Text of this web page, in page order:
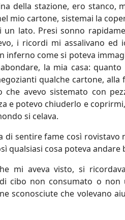
della stazione, ero stanco,
mio cartone, sistemai la
lato. Presi sonno
i ricordi mi assalivano ed
inferno come si poteva
la mia casa:
qualche cartone,
che avevo sistemato con
e potevo chiuderlo e
si celava.
di sentire fame così
qualsiasi cosa poteva
mi aveva visto, si
cibo non consumato o non
sconosciute che volevano